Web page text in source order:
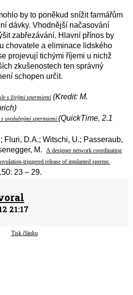
by to poněkud snížit farmářům
dávky. Vhodnější načasování
zabřezávání. Hlavní přínos by
chovatele a eliminace lidského
projevují tichými říjemi u nichž
zkušenostech ten správný
schopen určit.
s živými spermiemi (Kredit: M.
uvolněnými spermiemi (QuickTime, 2.1
Fluri, D.A.; Witschi, U.; Passeraub,
M.
A designer network coordinating
triggered release of implanted sperms.
23 – 29.
21:17
Tisk článku